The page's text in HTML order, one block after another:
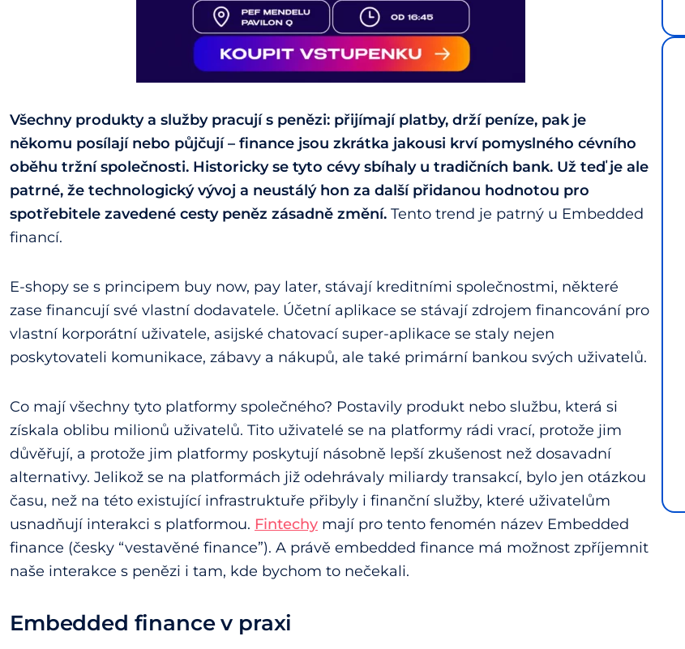
Všechny produkty a služby pracují s penězi: přijímají platby, drží peníze, pak je
někomu posílají nebo půjčují – finance jsou zkrátka jakousi krví pomyslného cévního
oběhu tržní společnosti. Historicky se tyto cévy sbíhaly u tradičních bank. Už teď je ale
patrné, že technologický vývoj a neustálý hon za další přidanou hodnotou pro
spotřebitele zavedené cesty peněz zásadně změní. Tento trend je patrný u Embedded
financí.
E-shopy se s principem buy now, pay later, stávají kreditními společnostmi, některé
zase financují své vlastní dodavatele. Účetní aplikace se stávají zdrojem financování pro
vlastní korporátní uživatele, asijské chatovací super-aplikace se staly nejen
poskytovateli komunikace, zábavy a nákupů, ale také primární bankou svých uživatelů.
Co mají všechny tyto platformy společného? Postavily produkt nebo službu, která si
získala oblibu milionů uživatelů. Tito uživatelé se na platformy rádi vrací, protože jim
důvěřují, a protože jim platformy poskytují násobně lepší zkušenost než dosavadní
alternativy. Jelikož se na platformách již odehrávaly miliardy transakcí, bylo jen otázkou
času, než na této existující infrastruktuře přibyly i finanční služby, které uživatelům
usnadňují interakci s platformou. Fintechy mají pro tento fenomén název Embedded
finance (česky “vestavěné finance”). A právě embedded finance má možnost zpříjemnit
naše interakce s penězi i tam, kde bychom to nečekali.
Embedded finance v praxi